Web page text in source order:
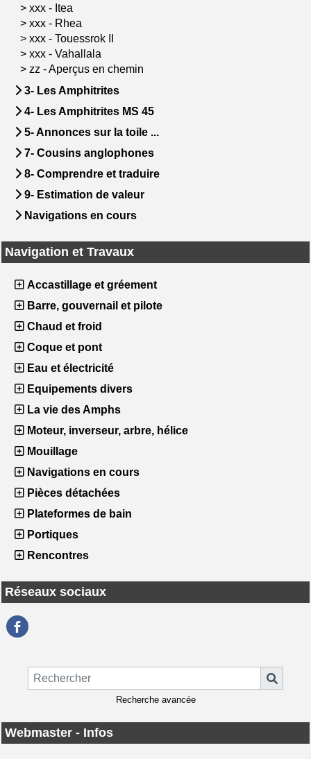
> xxx - Itea
> xxx - Rhea
> xxx - Touessrok II
> xxx - Vahallala
> zz - Aperçus en chemin
3- Les Amphitrites
4- Les Amphitrites MS 45
5- Annonces sur la toile ...
7- Cousins anglophones
8- Comprendre et traduire
9- Estimation de valeur
Navigations en cours
Navigation et Travaux
Accastillage et gréement
Barre, gouvernail et pilote
Chaud et froid
Coque et pont
Eau et électricité
Equipements divers
La vie des Amphs
Moteur, inverseur, arbre, hélice
Mouillage
Navigations en cours
Pièces détachées
Plateformes de bain
Portiques
Rencontres
Réseaux sociaux
Recherche avancée
Webmaster - Infos